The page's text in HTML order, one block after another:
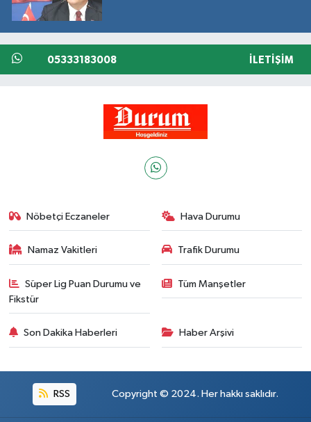
05333183008 İLETIŞIM
Nöbetçi Eczaneler Hava Durumu
Namaz Vakitleri Trafik Durumu
Süper Lig Puan Durumu ve
Fikstür
Tüm Manşetler
Son Dakika Haberleri Haber Arşivi
RSS Copyright © 2024. Her hakkı saklıdır.